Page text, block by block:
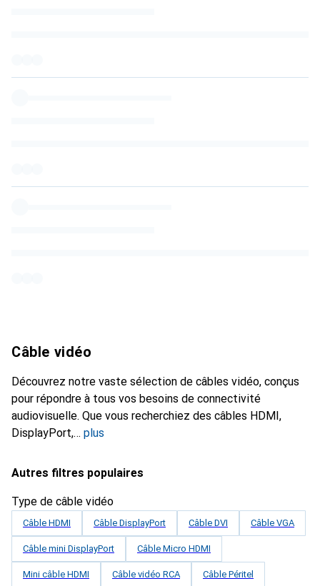
Câble vidéo
Découvrez notre vaste sélection de câbles vidéo, conçus
pour répondre à tous vos besoins de connectivité
audiovisuelle. Que vous recherchiez des câbles HDMI,
DisplayPort,
plus
Autres filtres populaires
Type de câble vidéo
Câble HDMI Câble DisplayPort Câble DVI Câble VGA
Câble mini DisplayPort Câble Micro HDMI
Mini câble HDMI Câble vidéo RCA Câble Péritel